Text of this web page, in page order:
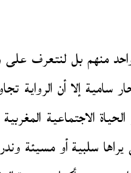
منهم بل لنتعرف
إلا أن الرواية
الاجتماعية
سلبية أو مسيئة